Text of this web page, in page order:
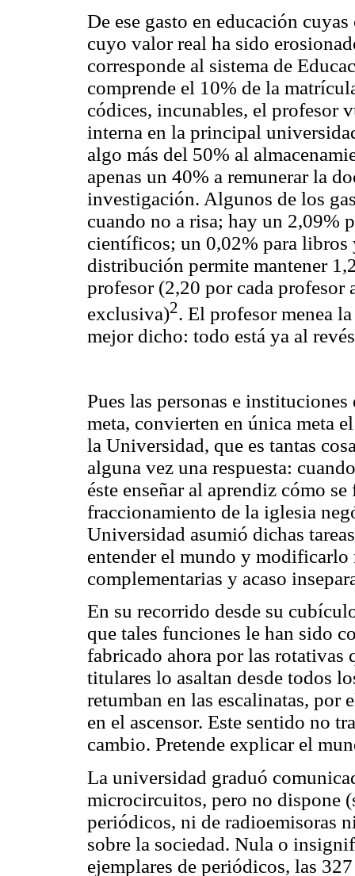
De ese gasto en educación
cuyo valor real ha sido
corresponde al sistema de
comprende el 10% de la
códices, incunables, el profesor
interna en la principal
algo más del 50% al
apenas un 40% a remunerar la
investigación. Algunos de los
cuando no a risa; hay un 2,09%
científicos; un 0,02% para libros
distribución permite mantener
profesor (2,20 por cada
exclusiva)2. El profesor menea
mejor dicho: todo está ya al
Pues las personas e
meta, convierten en única meta
la Universidad, que es tantas
alguna vez una respuesta:
éste enseñar al aprendiz cómo
fraccionamiento de la iglesia
Universidad asumió dichas
entender el mundo y
complementarias y acaso
En su recorrido desde su
que tales funciones le han sido
fabricado ahora por las
titulares lo asaltan desde todos
retumban en las escalinatas, por
en el ascensor. Este sentido no
cambio. Pretende explicar el
La universidad graduó
microcircuitos, pero no dispone
periódicos, ni de radioemisoras
sobre la sociedad. Nula o
ejemplares de periódicos, las